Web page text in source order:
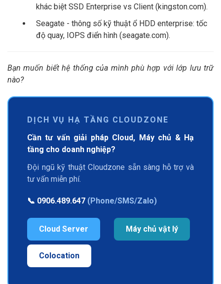
khác biệt SSD Enterprise vs Client (kingston.com).
Seagate - thông số kỹ thuật ổ HDD enterprise: tốc
độ quay, IOPS điển hình (seagate.com).
Bạn muốn biết hệ thống của mình phù hợp với lớp lưu trữ
nào?
DỊCH VỤ HẠ TẦNG CLOUDZONE
Cần tư vấn giải pháp Cloud, Máy chủ & Hạ
tầng cho doanh nghiệp?
Đội ngũ kỹ thuật Cloudzone sẵn sàng hỗ trợ và
tư vấn miễn phí.
📞 0906.489.647 (Phone/SMS/Zalo)
Cloud Server Máy chủ vật lý
Colocation